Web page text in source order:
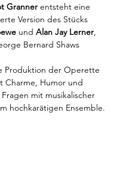
Granner entsteht eine
Version des Stücks
und Alan Jay Lerner,
Bernard Shaws
Produktion der Operette
Charme, Humor und
mit musikalischer
hochkarätigen Ensemble.